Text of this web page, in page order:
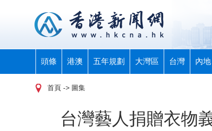
頭條 港澳 五年規劃 大灣區 台灣 內地
首頁 -> 圖集
台灣藝人捐贈衣物